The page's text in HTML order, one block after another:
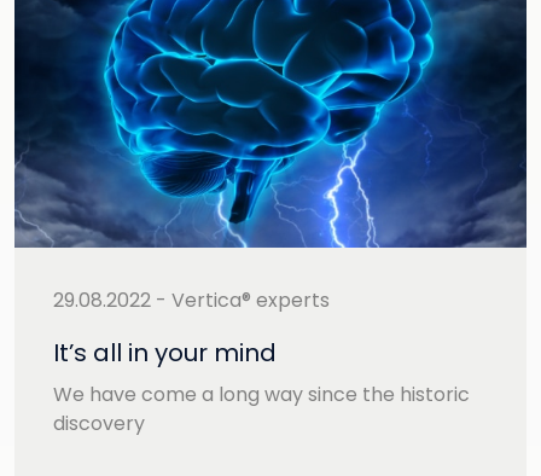
29.08.2022 - Vertica® experts
It’s all in your mind
We have come a long way since the historic
discovery